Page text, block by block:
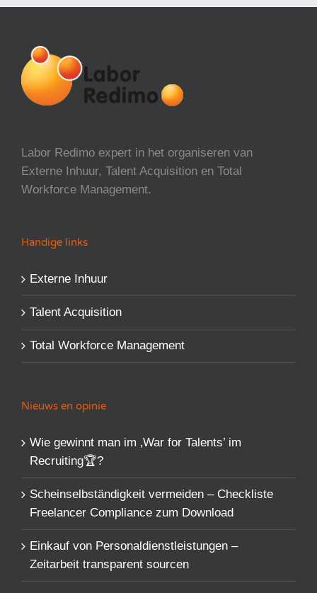
Labor Redimo expert in het organiseren van
Externe Inhuur, Talent Acquisition en Total
Workforce Management.
Handige links
Externe Inhuur
Talent Acquisition
Total Workforce Management
Nieuws en opinie
Wie gewinnt man im ‚War for Talents’​ im
Recruiting🏆?
Scheinselbständigkeit vermeiden – Checkliste
Freelancer Compliance zum Download
Einkauf von Personaldienstleistungen –
Zeitarbeit transparent sourcen